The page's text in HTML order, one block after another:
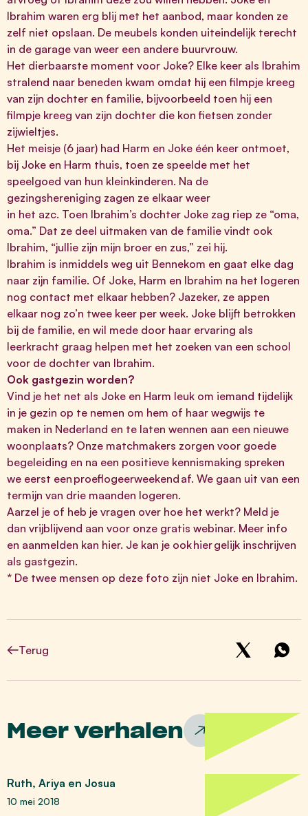
Ibrahim waren erg blij met het aanbod, maar konden ze
zelf niet opslaan. De meubels konden uiteindelijk terecht
in de garage van weer een andere buurvrouw.
Het dierbaarste moment voor Joke? Elke keer als Ibrahim
stralend naar beneden kwam omdat hij een filmpje kreeg
van zijn dochter en familie, bijvoorbeeld toen hij een
filmpje kreeg van zijn dochter die kon fietsen zonder
zijwieltjes.
Het meisje (6 jaar) had Harm en Joke één keer ontmoet,
bij Joke en Harm thuis, toen ze speelde met het
speelgoed van hun kleinkinderen. Na de
gezingshereniging zagen ze elkaar weer
in het azc. Toen Ibrahim’s dochter Joke zag riep ze “oma,
oma.” Dat ze deel uitmaken van de familie vindt ook
Ibrahim, “jullie zijn mijn broer en zus,” zei hij.
Ibrahim is inmiddels weg uit Bennekom en gaat elke dag
naar zijn familie. Of Joke, Harm en Ibrahim na het logeren
nog contact met elkaar hebben? Jazeker, ze appen
elkaar nog zo’n twee keer per week. Joke blijft betrokken
bij de familie, en wil mede door haar ervaring als
leerkracht graag helpen met het zoeken van een school
voor de dochter van Ibrahim.
Ook gastgezin worden?
Vind je het net als Joke en Harm leuk om iemand tijdelijk
in je gezin op te nemen om hem of haar wegwijs te
maken in Nederland en te laten wennen aan een nieuwe
woonplaats? Onze matchmakers zorgen voor goede
begeleiding en na een positieve kennismaking spreken
we eerst een proeflogeerweekend af. We gaan uit van een
termijn van drie maanden logeren.
Aarzel je of heb je vragen over hoe het werkt? Meld je
dan vrijblijvend aan voor onze gratis webinar. Meer info
en aanmelden kan hier. Je kan je ookhiergelijk inschrijven
als gastgezin.
* De twee mensen op deze foto zijn niet Joke en Ibrahim.
Terug
Meer verhalen
Ruth, Ariya en Josua
10 mei 2018